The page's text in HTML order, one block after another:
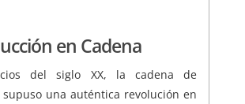
en Cadena
del siglo XX, la cadena de
una auténtica revolución en